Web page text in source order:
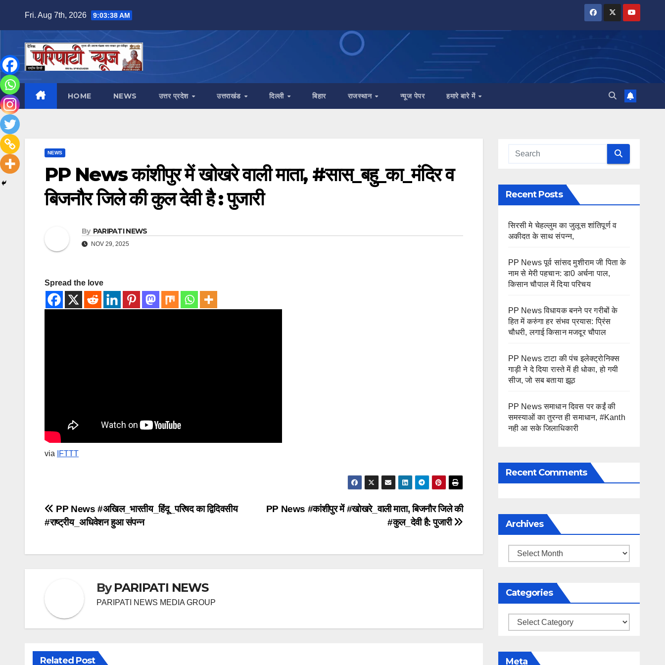
Fri. Aug 7th, 2026 9:03:38 AM
HOME NEWS उत्तर प्रदेश उत्तराखंड दिल्ली बिहार राजस्थान न्यूज पेपर हमारे बारे में
NEWS
PP News कांशीपुर में खोखरे वाली माता, #सास_बहु_का_मंदिर व
बिजनौर जिले की कुल देवी है : पुजारी
By PARIPATI NEWS
NOV 29, 2025
Spread the love
via IFTTT
Post
navigation
PP News #कांशीपुर में #खोखरे_वाली माता, बिजनौर जिले की
#कुल_देवी है: पुजारी
PP News #अखिल_भारतीय_हिंदू_परिषद का द्विदिवसीय
#राष्ट्रीय_अधिवेशन हुआ संपन्न
ByPARIPATI NEWS
PARIPATI NEWS MEDIA GROUP
Related Post
Recent Posts
सिरसी मे चेहल्लुम का जुलूस शांतिपूर्ण व
अकीदत के साथ संपन्न,
PP News पूर्व सांसद मुशीराम जी पिता के
नाम से मेरी पहचान: डा0 अर्चना पाल,
किसान चौपाल में दिया परिचय
PP News विधायक बनने पर गरीबों के
हित में करुंगा हर संभव प्रयास: प्रिंस
चौधरी, लगाई किसान मजदूर चौपाल
PP News टाटा की पंच इलेक्ट्रोनिक्स
गाड़ी ने दे दिया रास्ते में ही धोका, हो गयी
सीज, जो सब बताया झूठ
PP News समाधान दिवस पर कईं की
समस्याओं का तुरन्त ही समाधान, #Kanth
नही आ सके जिलाधिकारी
Recent Comments
Archives
Archives
Categories
Categories
Meta